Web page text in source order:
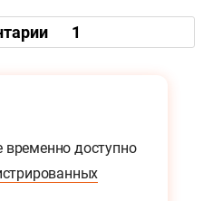
1
доступно